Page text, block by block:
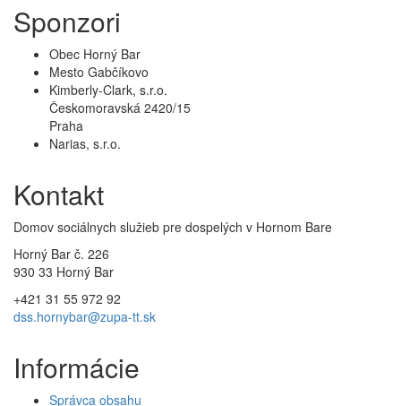
Sponzori
Obec Horný Bar
Mesto Gabčíkovo
Kimberly-Clark, s.r.o.
Českomoravská 2420/15
Praha
Narias, s.r.o.
Kontakt
Domov sociálnych služieb pre dospelých v Hornom Bare
Horný Bar č. 226
930 33 Horný Bar
+421 31 55 972 92
dss.hornybar@zupa-tt.sk
Informácie
Správca obsahu